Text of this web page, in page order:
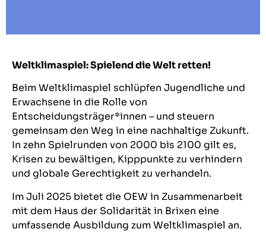
Weltklimaspiel: Spielend die Welt retten!
BeimWeltklimaspiel schlüpfen Jugendliche und
Erwachsene in die Rolle von
Entscheidungsträger*innen – und steuern
gemeinsam den Weg in eine nachhaltige Zukunft.
In zehn Spielrunden von 2000 bis 2100 gilt es,
Krisen zu bewältigen, Kipppunkte zu verhindern
und globale Gerechtigkeit zu verhandeln.
Im Juli 2025 bietet die OEW in Zusammenarbeit
mit dem Haus der Solidarität in Brixen eine
umfassende Ausbildung zum Weltklimaspiel an.